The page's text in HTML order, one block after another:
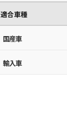
適合車種
国産車
輸入車